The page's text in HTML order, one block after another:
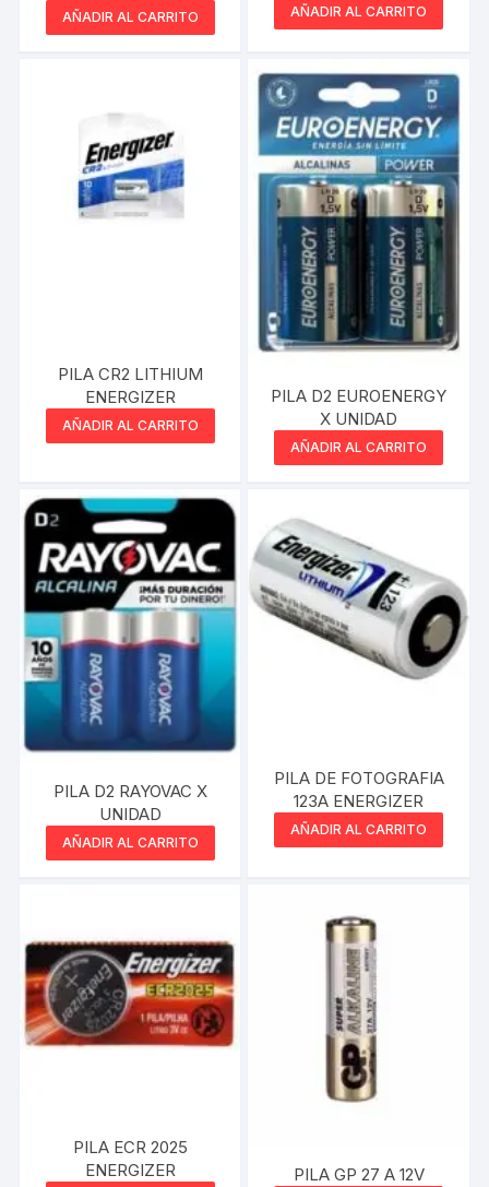
AÑADIR AL CARRITO AÑADIR AL CARRITO
PILA CR2 LITHIUM
ENERGIZER
AÑADIR AL CARRITO
PILA D2 EUROENERGY
X UNIDAD
AÑADIR AL CARRITO
PILA D2 RAYOVAC X
UNIDAD
AÑADIR AL CARRITO
PILA DE FOTOGRAFIA
123A ENERGIZER
AÑADIR AL CARRITO
PILA ECR 2025
ENERGIZER
PILA GP 27 A 12V